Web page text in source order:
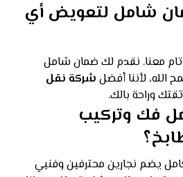
شامل لتعويض أي
معنا. نقدم لك ضمان شامل
لأننا أفضل شركة نقل
وراحة بالك.
فك وتركيب
يضم نجارين محترفين وفنيي